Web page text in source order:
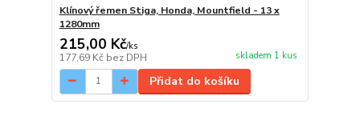
Klínový řemen Stiga, Honda, Mountfield - 13 x
1280mm
215,00 Kč/ks
177,69 Kč bez DPH skladem 1 kus
Přidat do košíku